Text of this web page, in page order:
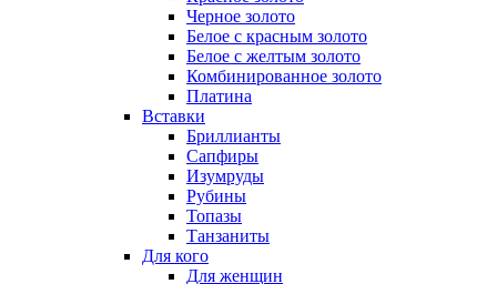
Черное золото
Белое с красным золото
Белое с желтым золото
Комбинированное золото
Платина
Вставки
Бриллианты
Сапфиры
Изумруды
Рубины
Топазы
Танзаниты
Для кого
Для женщин